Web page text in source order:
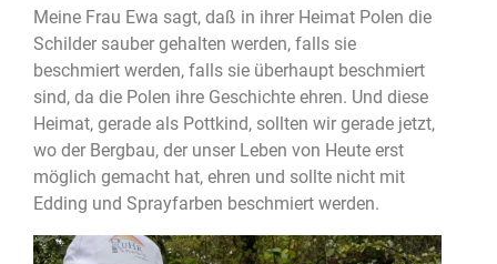
Meine Frau Ewa sagt, daß in ihrer Heimat Polen die
Schilder sauber gehalten werden, falls sie
beschmiert werden, falls sie überhaupt beschmiert
sind, da die Polen ihre Geschichte ehren. Und diese
Heimat, gerade als Pottkind, sollten wir gerade jetzt,
wo der Bergbau, der unser Leben von Heute erst
möglich gemacht hat, ehren und sollte nicht mit
Edding und Sprayfarben beschmiert werden.